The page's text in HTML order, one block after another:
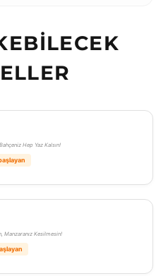
Hep Yaz Kalsın!
Manzaranız Kesilmesin!